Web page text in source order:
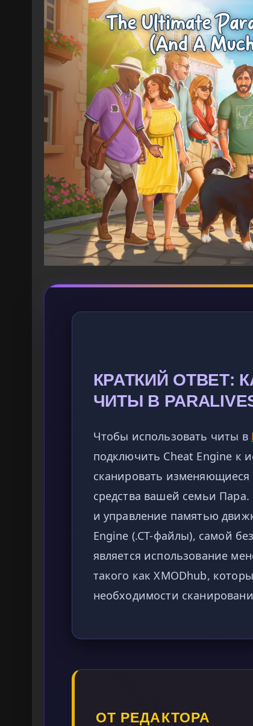
КРАТКИЙ ОТВЕТ:
ЧИТЫ В
Чтобы использовать читы в
подключить Cheat Engine к
сканировать
средства вашей семьи
и управление памятью
Engine (.CT-файлы), самой
является использование
такого как XMODhub,
необходимости
ОТ РЕДАКТОРА